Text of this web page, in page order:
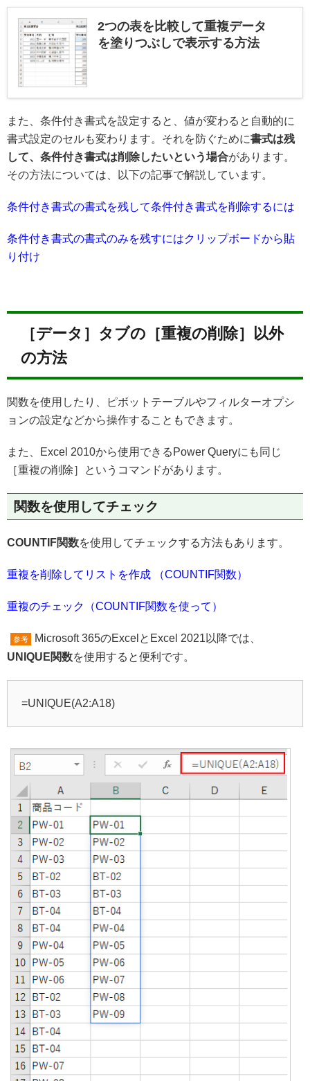
2つの表を比較して重複データ
を塗りつぶしで表示する方法
また、条件付き書式を設定すると、値が変わると自動的に
書式設定のセルも変わります。それを防ぐために書式は残
して、条件付き書式は削除したいという場合があります。
その方法については、以下の記事で解説しています。
条件付き書式の書式を残して条件付き書式を削除するには
条件付き書式の書式のみを残すにはクリップボードから貼
り付け
［データ］タブの［重複の削除］以外
の方法
関数を使用したり、ピボットテーブルやフィルターオプシ
ョンの設定などから操作することもできます。
また、Excel 2010から使用できるPower Queryにも同じ
［重複の削除］というコマンドがあります。
関数を使用してチェック
COUNTIF関数を使用してチェックする方法もあります。
重複を削除してリストを作成 （COUNTIF関数）
重複のチェック（COUNTIF関数を使って）
参考
Microsoft 365のExcelとExcel 2021以降では、
UNIQUE関数を使用すると便利です。
=UNIQUE(A2:A18)